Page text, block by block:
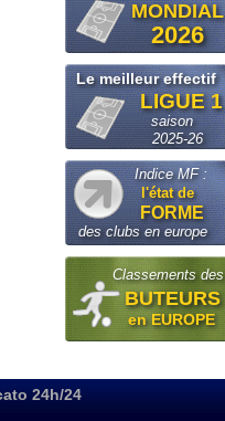
MONDIAL
2026
Le meilleur effectif
LIGUE 1
saison
2025-26
Indice MF :
l'état de
FORME
des clubs en europe
Classements des
BUTEURS
en EUROPE
24h/24